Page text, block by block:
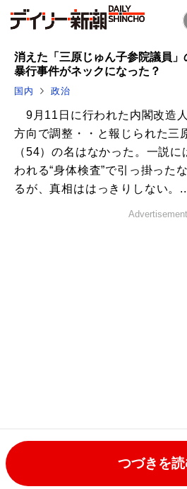
消えた「三原じゅん子参院議員
暴行事件がネックになった？
国内 政治
9月11日に行われた内閣改造
方向で調整・・と報じられた三
（54）の名はなかった。一説
われる“身体検査”で引っ掛った
るが、真相ははっきりしない。
Advertisement
つづきを